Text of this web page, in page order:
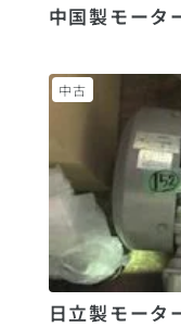
中国製モータ
日立製モータ
中古